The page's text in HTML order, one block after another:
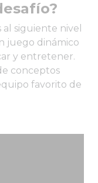
siguiente nivel
juego dinámico
y entretener.
conceptos
favorito de